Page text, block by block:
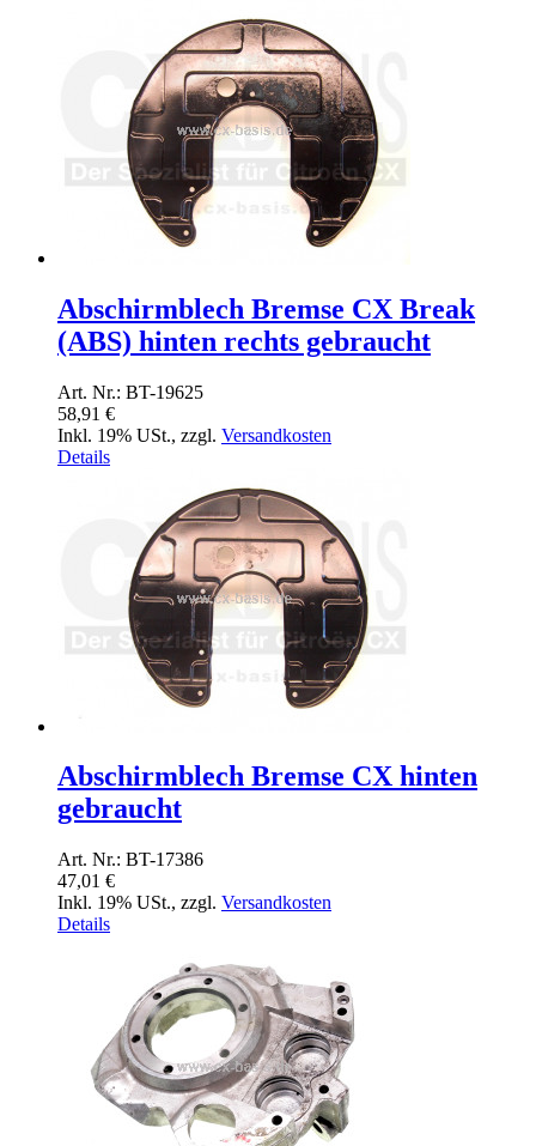
Abschirmblech Bremse CX Break
(ABS) hinten rechts gebraucht
Art. Nr.: BT-19625
58,91 €
Inkl. 19% USt., zzgl. Versandkosten
Details
Abschirmblech Bremse CX hinten
gebraucht
Art. Nr.: BT-17386
47,01 €
Inkl. 19% USt., zzgl. Versandkosten
Details